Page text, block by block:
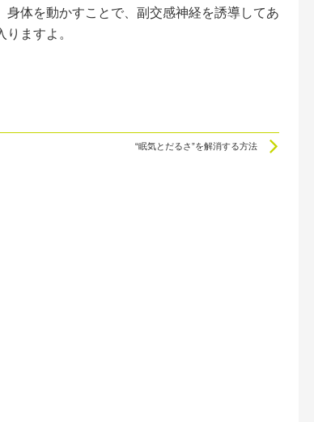
体を動かすことで、副交感神経を誘導してあ
ますよ。
“眠気とだるさ”を解消する方法